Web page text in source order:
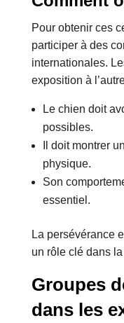
Pour obtenir ces
participer à des
internationales.
exposition à
Le chien doit
possibles.
Il doit montrer
physique.
Son
essentiel.
La persévérance
un rôle clé dans
Groupes
dans les